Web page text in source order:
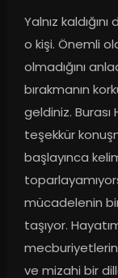
Yalnız
o kişi. Önemli
olmadığını
bırakmanın
geldiniz.
teşekkür
başlayınca
mücadelenin
taşıyor.
ve mizahi bir